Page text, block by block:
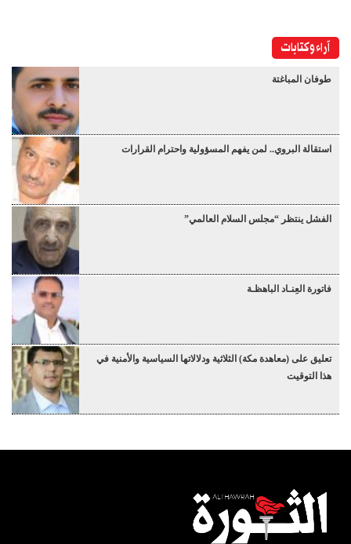
آراء وكتابات
طوفان المباغتة
استقالة البروي.. لمن يفهم المسؤولية واحترام القرارات
الفشل ينتظر “مجلس السلام العالمي”
فاتورة العِنـاد الباهظـة
تعليق على (معاهدة مكة) الثلاثية ودلالاتها السياسية والأمنية في
هذا التوقيت